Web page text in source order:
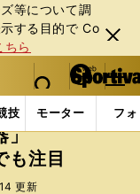
等について調
する⽬的で Co
ちら
閉じ
る
web Sportiva (webスポルティーバ)
検索
マイペ
ー
ジ
メニュ
技 モーター フ
プ堀厩舎の「秘密兵
」
も注目
更新